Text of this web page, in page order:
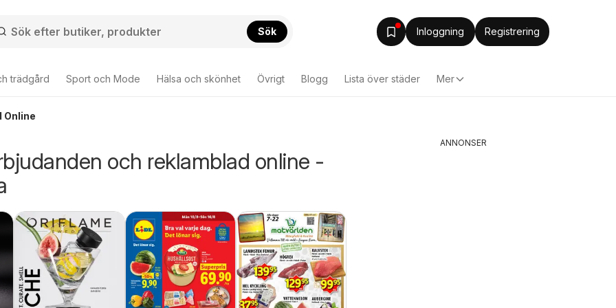
Sök Inloggning Registrering
trädgård Sport och Mode Hälsa och skönhet Övrigt Blogg Lista över städer Mer
Online
och reklamblad online -
ANNONSER